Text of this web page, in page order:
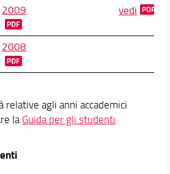
2009 vedi
2008
relative agli anni accademici
laGuida per gli studenti.